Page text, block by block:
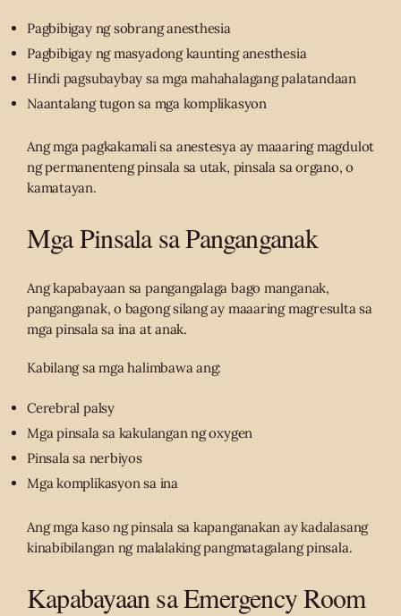
Pagbibigay ng sobrang anesthesia
Pagbibigay ng masyadong kaunting anesthesia
Hindi pagsubaybay sa mga mahahalagang palatandaan
Naantalang tugon sa mga komplikasyon
Ang mga pagkakamali sa anestesya ay maaaring magdulot
ng permanenteng pinsala sa utak, pinsala sa organo, o
kamatayan.
Mga Pinsala sa Panganganak
Ang kapabayaan sa pangangalaga bago manganak,
panganganak, o bagong silang ay maaaring magresulta sa
mga pinsala sa ina at anak.
Kabilang sa mga halimbawa ang:
Cerebral palsy
Mga pinsala sa kakulangan ng oxygen
Pinsala sa nerbiyos
Mga komplikasyon sa ina
Ang mga kaso ng pinsala sa kapanganakan ay kadalasang
kinabibilangan ng malalaking pangmatagalang pinsala.
Kapabayaan sa Emergency Room